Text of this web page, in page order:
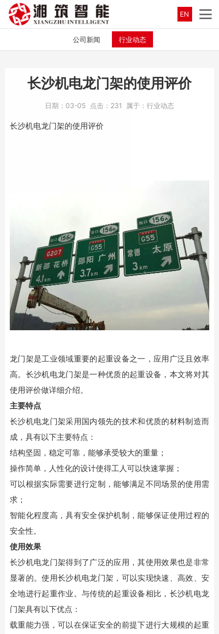
EN
公司新闻 行业动态
长沙机电龙门架的使用评价
日期： 03-05 点击： 231 属于： 行业动态
长沙机电龙门架的使用评价
龙门架是工业领域重要的起重设备之一，应用广泛且效率
高。长沙机电龙门架是一种优质的起重设备，本文将对其
使用评价做详细介绍。
主要特点
长沙机电龙门架采用国内领先的技术和优质的材料制造而
成，具有以下主要特点：
结构坚固，稳定可靠，能够承受较大的重量；
操作简单，人性化的设计使得工人可以快速掌握；
可以根据实际需要进行定制，能够满足不同场景的使用需
求；
智能化程度高，具有安全保护机制，能够保证使用过程的
安全性。
使用效果
长沙机电龙门架得到了广泛的应用，其使用效果也是非常
显著的。使用长沙机电龙门架，可以实现快速、高效、安
全地进行起重作业。与传统的起重设备相比，长沙机电龙
门架具有以下优点：
载重能力强，可以在保证安全的前提下进行大规模的起重